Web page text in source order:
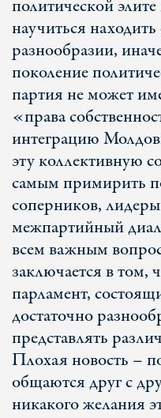
политической
научиться
разнообразии,
поколение
партия не может
«права
интеграцию
эту коллективную
самым примирить
соперников,
межпартийный
всем важным
заключается в том,
парламент,
достаточно
представлять
Плохая новость –
общаются друг с
никакого желания